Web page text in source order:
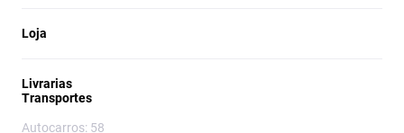
Loja
Livrarias
Transportes
Autocarros: 58